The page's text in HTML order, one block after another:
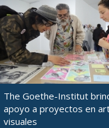
The Goethe-Institut
apoyo a proyectos en
visuales